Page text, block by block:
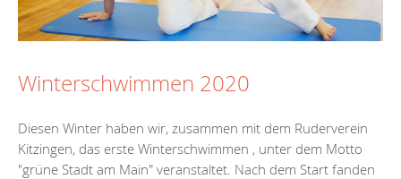
Winterschwimmen 2020
Diesen Winter haben wir, zusammen mit dem Ruderverein
Kitzingen, das erste Winterschwimmen , unter dem Motto
"grüne Stadt am Main" veranstaltet. Nach dem Start fanden